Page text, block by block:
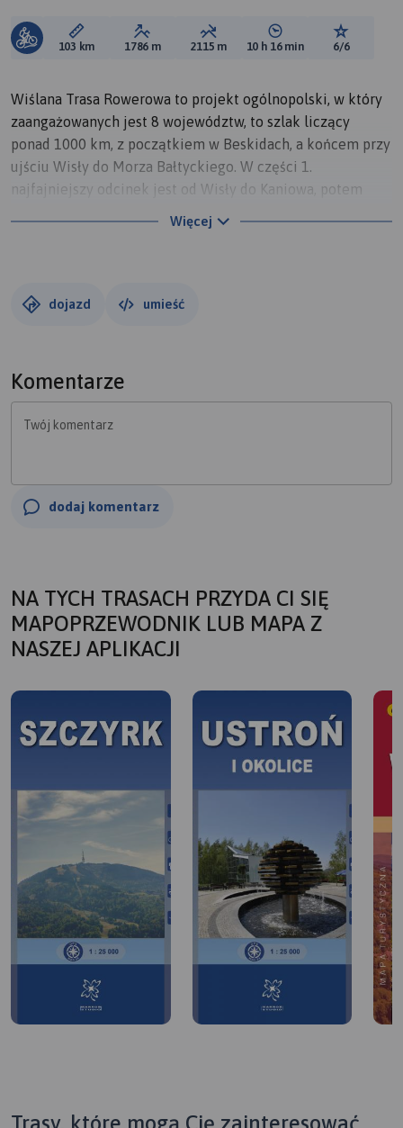
Długość trasy:
103 km Suma przewyższeń:
1786 m Suma spadków:
2115 m Średni czas potrzebny
10 h 16 min Ocena
6/6
Wiślana Trasa Rowerowa to projekt ogólnopolski, w który
zaangażowanych jest 8 województw, to szlak liczący
ponad 1000 km, z początkiem w Beskidach, a końcem przy
ujściu Wisły do Morza Bałtyckiego. W części 1.
najfajniejszy odcinek jest od Wisły do Kaniowa, potem
pierwszy etap zakończyliśmy w Oświęcimiu Brzezince
Drogomyśla. Mapa trasy jest niezbędna, gdyż istniejące w
Więcej
dojazd umieść
Komentarze
Twój komentarz
dodaj komentarz
NA TYCH TRASACH PRZYDA CI SIĘ
MAPOPRZEWODNIK LUB MAPA Z
NASZEJ APLIKACJI